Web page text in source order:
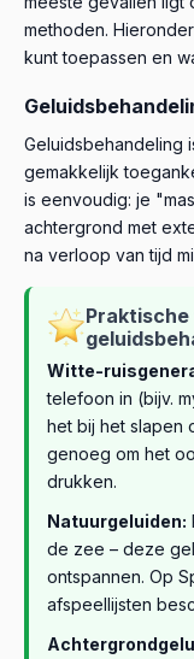
methoden.
kunt toepassen en
Geluidsbehandeling
gemakkelijk
is eenvoudig: je
achtergrond met
na verloop van tijd
Witte-
telefoon in (bijv.
het bij het slapen
genoeg om het
drukken.
Natuurgeluiden:
de zee – deze
ontspannen. Op
afspeellijsten